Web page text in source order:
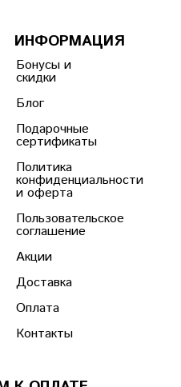
ИНФОРМАЦИЯ
Бонусы и
скидки
Блог
Подарочные
сертификаты
Политика
конфиденциальности
и оферта
Пользовательское
соглашение
Акции
Доставка
Оплата
Контакты